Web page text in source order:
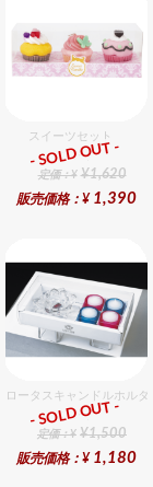
スイーツセット
ギフト
定価：¥ ¥1,620
販売価格：¥ 1,390
- SOLD OUT -
ロータスキャンドルホル
ギフト
定価：¥ ¥1,500
販売価格：¥ 1,180
- SOLD OUT -